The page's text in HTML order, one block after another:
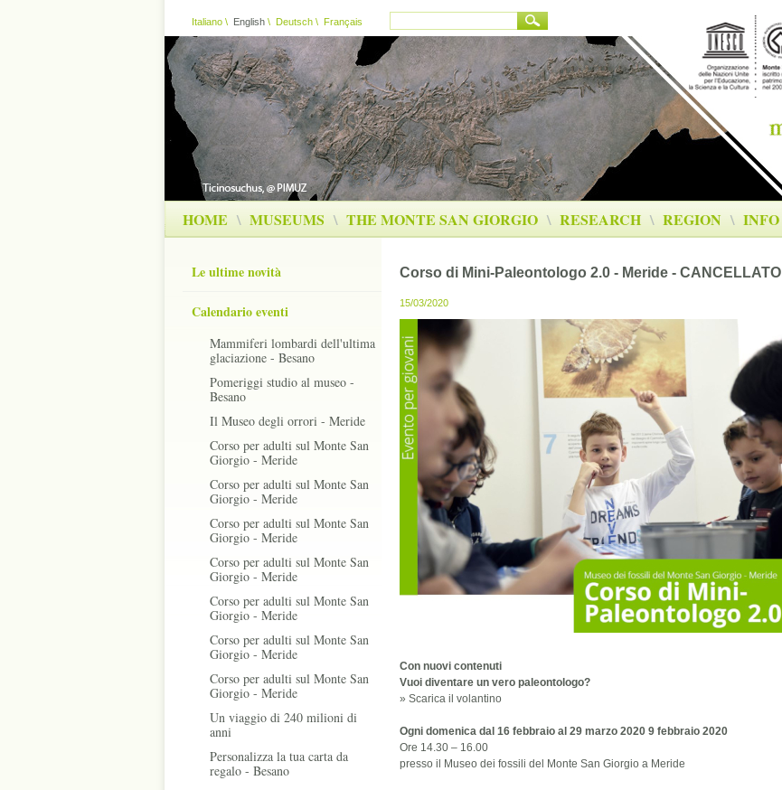
Italiano \ English \ Deutsch \ Français
HOME \ MUSEUMS \ THE MONTE SAN GIORGIO \ RESEARCH \ REGION \ INFO
Le ultime novità
Calendario eventi
Mammiferi lombardi dell'ultima
glaciazione - Besano
Pomeriggi studio al museo -
Besano
Il Museo degli orrori - Meride
Corso per adulti sul Monte San
Giorgio - Meride
Corso per adulti sul Monte San
Giorgio - Meride
Corso per adulti sul Monte San
Giorgio - Meride
Corso per adulti sul Monte San
Giorgio - Meride
Corso per adulti sul Monte San
Giorgio - Meride
Corso per adulti sul Monte San
Giorgio - Meride
Corso per adulti sul Monte San
Giorgio - Meride
Un viaggio di 240 milioni di
anni
Personalizza la tua carta da
regalo - Besano
Corso di Mini-Paleontologo 2.0 - Meride - CANCELLATO
15/03/2020
Con nuovi contenuti
Vuoi diventare un vero paleontologo?
» Scarica il volantino
Ogni domenica dal 16 febbraio al 29 marzo 2020 9 febbraio 2020
Ore 14.30 – 16.00
presso il Museo dei fossili del Monte San Giorgio a Meride